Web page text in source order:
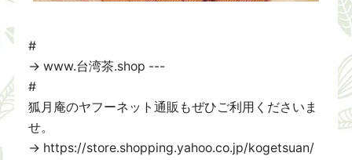
#
→ www.台湾茶.shop ---
#
狐月庵のヤフーネット通販もぜひご利用くださいま
せ。
→ https://store.shopping.yahoo.co.jp/kogetsuan/